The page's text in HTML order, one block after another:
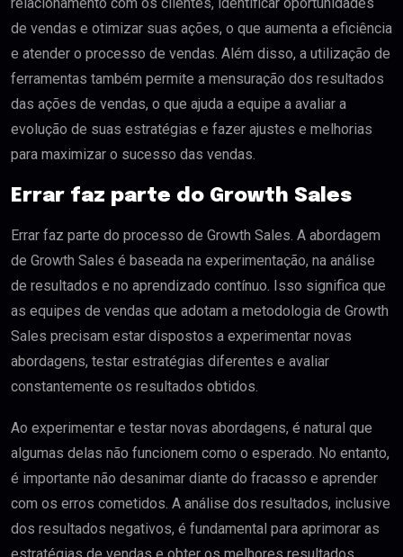
de vendas e otimizar suas ações, o que aumenta a eficiência
e atender o processo de vendas. Além disso, a utilização de
ferramentas também permite a mensuração dos resultados
das ações de vendas, o que ajuda a equipe a avaliar a
evolução de suas estratégias e fazer ajustes e melhorias
para maximizar o sucesso das vendas.
Errar faz parte do Growth Sales
Errar faz parte do processo de Growth Sales. A abordagem
de Growth Sales é baseada na experimentação, na análise
de resultados e no aprendizado contínuo. Isso significa que
as equipes de vendas que adotam a metodologia de Growth
Sales precisam estar dispostos a experimentar novas
abordagens, testar estratégias diferentes e avaliar
constantemente os resultados obtidos.
Ao experimentar e testar novas abordagens, é natural que
algumas delas não funcionem como o esperado. No entanto,
é importante não desanimar diante do fracasso e aprender
com os erros cometidos. A análise dos resultados, inclusive
dos resultados negativos, é fundamental para aprimorar as